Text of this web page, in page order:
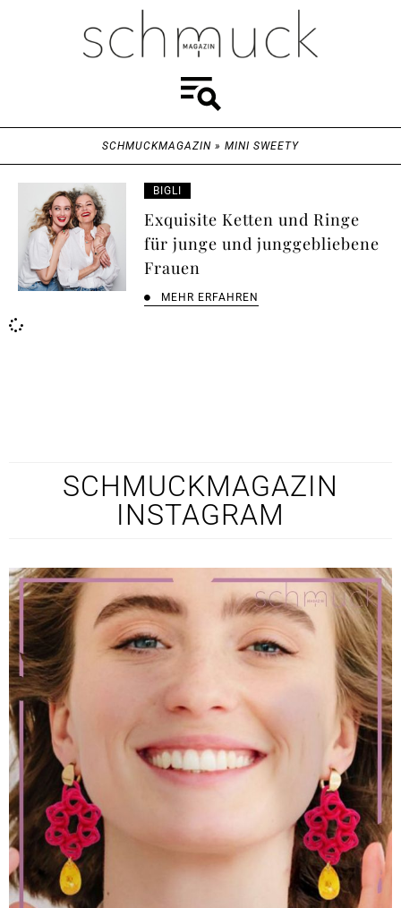
SCHMUCKMAGAZIN » MINI SWEETY
BIGLI
Exquisite Ketten und Ringe
für junge und junggebliebene
Frauen
MEHR ERFAHREN
SCHMUCKMAGAZIN
INSTAGRAM